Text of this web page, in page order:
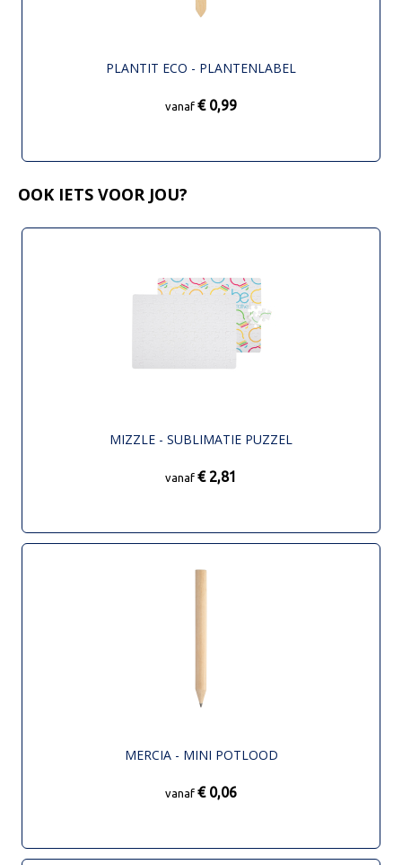
PLANTIT ECO - PLANTENLABEL
vanaf € 0,99
OOK IETS VOOR JOU?
MIZZLE - SUBLIMATIE PUZZEL
vanaf € 2,81
MERCIA - MINI POTLOOD
vanaf € 0,06